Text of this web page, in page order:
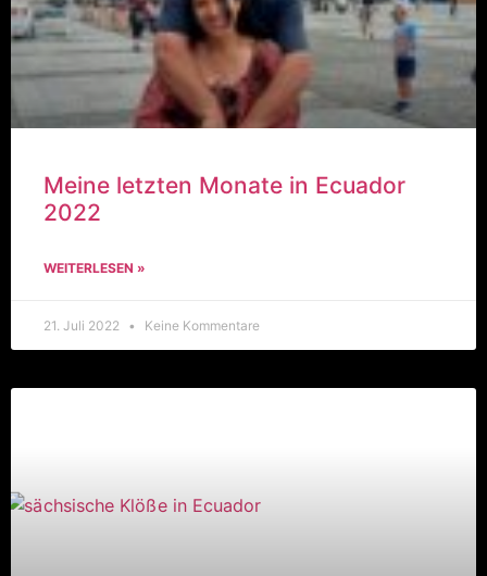
Meine letzten Monate in Ecuador
2022
WEITERLESEN »
21. Juli 2022 Keine Kommentare